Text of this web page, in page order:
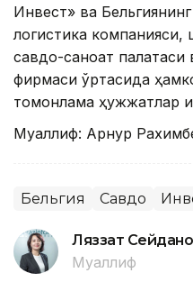
Инвест» ва
логистика
савдо-саноат
фирмаси ўртасида
томонлама ҳужжатлар
Муаллиф: Арнур
Бельгия Савдо
Ляззат
Муаллиф